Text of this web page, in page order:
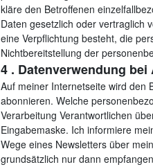
kläre den Betroffenen
Daten gesetzlich oder vertraglich
eine Verpflichtung besteht, die
Nichtbereitstellung der
4 . Datenverwendung
Auf meiner Internetseite wird den
abonnieren. Welche
Verarbeitung Verantwortlichen
Eingabemaske. Ich informiere
Wege eines Newsletters über
grundsätzlich nur dann